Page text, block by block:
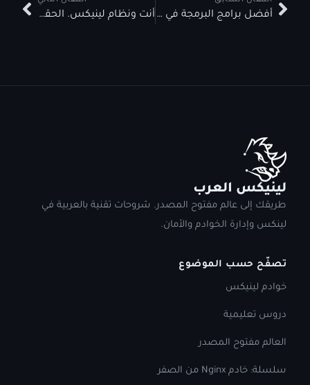
أفضل برامج البرمجة في لينيكس أنت ونظام لينيكس. الحقيقة المجردة
لينيكس العرب
طريقك إلى عالم مفتوح المصدر. شروحات تقنية بالعربية في
لينكس وإدارة الخوادم والأمان.
تصفّح حسب الموضوع
خوادم لينيكس
دروس تعليمية
العالم مفتوح المصدر
سلسلة: خادم Nginx من الصفر